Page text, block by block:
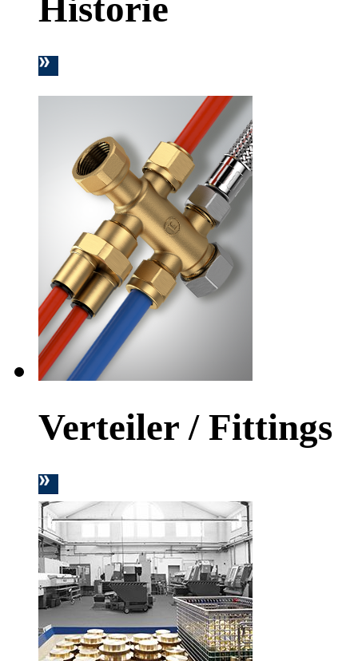
Historie
Verteiler / Fittings